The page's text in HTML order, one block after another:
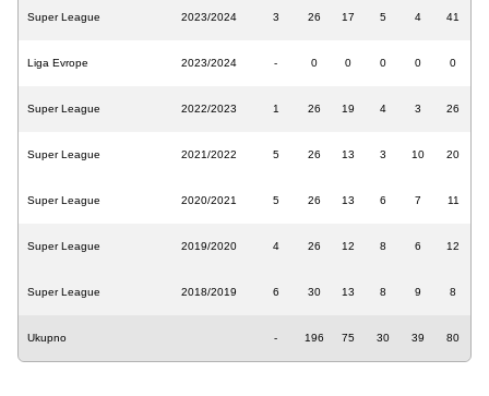
Super League 2023/2024 3 26 17 5 4 41
Liga Evrope 2023/2024 - 0 0 0 0 0
Super League 2022/2023 1 26 19 4 3 26
Super League 2021/2022 5 26 13 3 10 20
Super League 2020/2021 5 26 13 6 7 11
Super League 2019/2020 4 26 12 8 6 12
Super League 2018/2019 6 30 13 8 9 8
Ukupno - 196 75 30 39 80